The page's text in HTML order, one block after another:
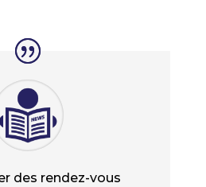
des rendez-vous